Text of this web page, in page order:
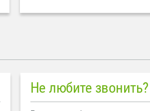
Не любите звонить?